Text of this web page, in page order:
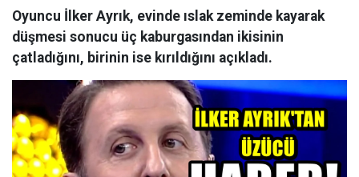
Oyuncu İlker Ayrık, evinde ıslak zeminde kayarak
düşmesi sonucu üç kaburgasından ikisinin
çatladığını, birinin ise kırıldığını açıkladı.